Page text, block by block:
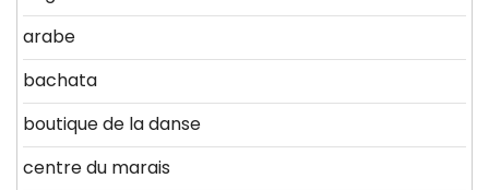
arabe
bachata
boutique de la danse
centre du marais